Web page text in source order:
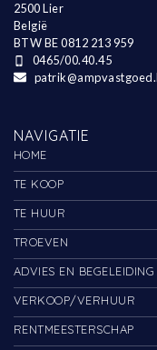
2500 Lier
België
BTW BE 0812 213 959
0465/00.40.45
NAVIGATIE
HOME
TE KOOP
TE HUUR
TROEVEN
ADVIES EN BEGELEIDING
VERKOOP/VERHUUR
RENTMEESTERSCHAP